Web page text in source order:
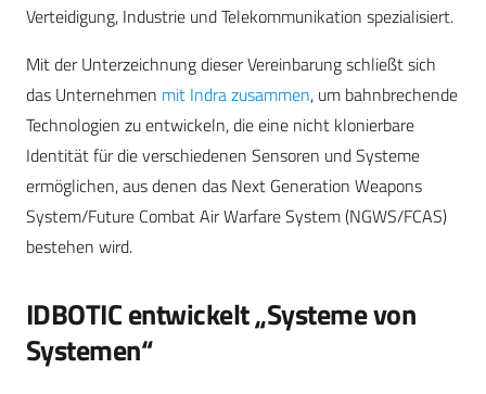
Verteidigung, Industrie und Telekommunikation spezialisiert.
Mit der Unterzeichnung dieser Vereinbarung schließt sich
das Unternehmen mit Indra zusammen, um bahnbrechende
Technologien zu entwickeln, die eine nicht klonierbare
Identität für die verschiedenen Sensoren und Systeme
ermöglichen, aus denen das Next Generation Weapons
System/Future Combat Air Warfare System (NGWS/FCAS)
bestehen wird.
IDBOTIC entwickelt „Systeme von
Systemen“